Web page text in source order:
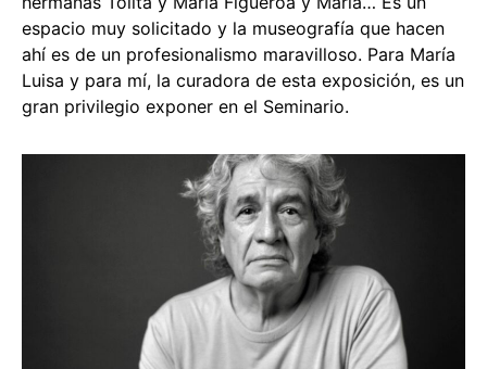
espacio muy solicitado y la museografía que hacen
ahí es de un profesionalismo maravilloso. Para María
Luisa y para mí, la curadora de esta exposición, es un
gran privilegio exponer en el Seminario.